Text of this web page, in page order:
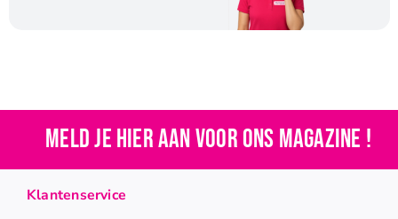
Meld je hier aan voor ons magazine !
Klantenservice